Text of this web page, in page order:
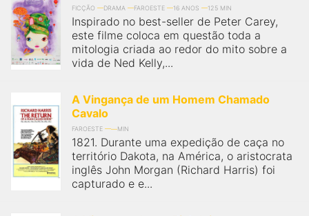
FICÇÃO DRAMA FAROESTE 16 ANOS 125 MIN
Inspirado no best-seller de Peter Carey,
este filme coloca em questão toda a
mitologia criada ao redor do mito sobre a
vida de Ned Kelly,...
A Vingança de um Homem Chamado
Cavalo
FAROESTE MIN
1821. Durante uma expedição de caça no
território Dakota, na América, o aristocrata
inglês John Morgan (Richard Harris) foi
capturado e e...